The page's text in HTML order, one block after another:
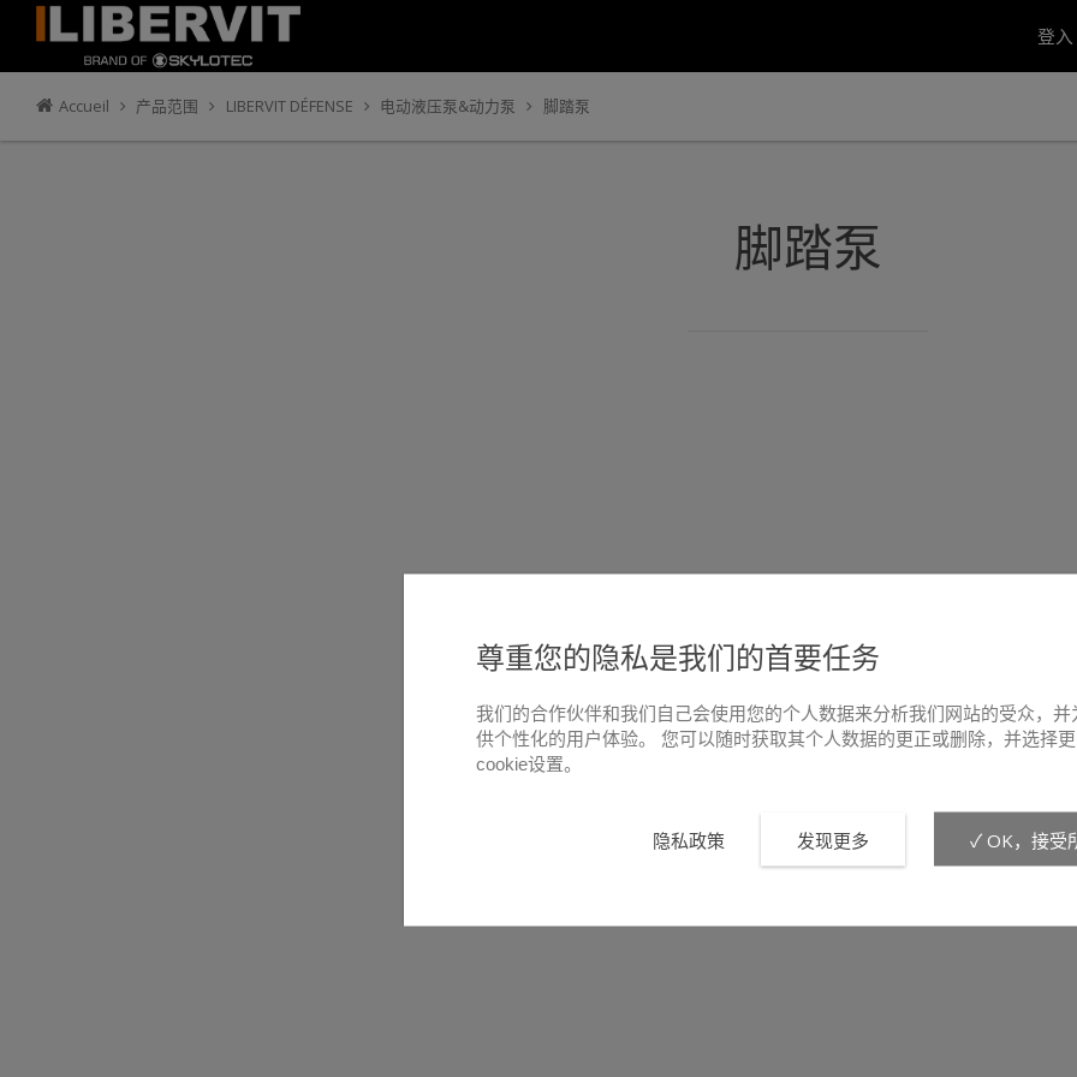
登入
Accueil 产品范围 LIBERVIT DÉFENSE 电动液压泵&动力泵 脚踏泵
脚踏泵
尊重您的隐私是我们的首要任务
我们的合作伙伴和我们自己会使用您的个人数据来分析我们网站的受众，并
供个性化的用户体验。 您可以随时获取其个人数据的更正或删除，并选择
cookie设置。
隐私政策 发现更多 ✓ OK，接受